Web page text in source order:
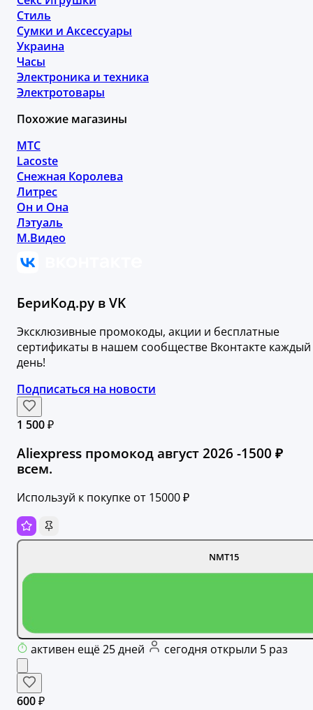
Стиль
Сумки и Аксессуары
Украина
Часы
Электроника и техника
Электротовары
Похожие магазины
МТС
Lacoste
Снежная Королева
Литрес
Он и Она
Лэтуаль
М.Видео
БериКод.ру в VK
Эксклюзивные промокоды, акции и бесплатные
сертификаты в нашем сообществе Вконтакте каждый
день!
Подписаться на новости
1 500 ₽
Aliexpress промокод август 2026 -1500 ₽
всем.
Используй к покупке от 15000 ₽
NMT15
активен ещё 25 дней сегодня открыли 5 раз
600 ₽